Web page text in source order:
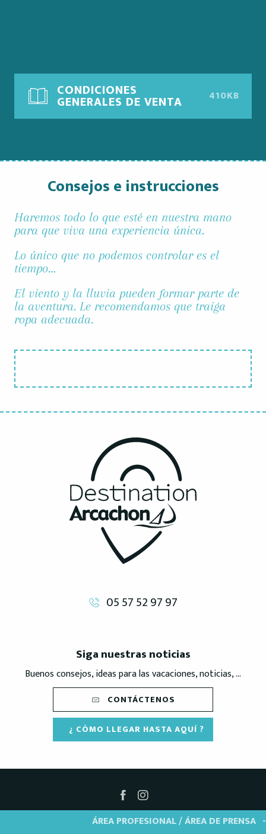
CONDICIONES
GENERALES DE VENTA 410KB
Consejos e instrucciones
Haremos todo lo que esté en nuestra mano
para que viva una experiencia única.
Lo único que no podemos controlar es el
tiempo…
El viento y la lluvia pueden formar parte de
la aventura. Le recomendamos que traiga
ropa adecuada.
05 57 52 97 97
Siga nuestras noticias
Buenos consejos, ideas para las vacaciones, noticias, ...
CONTÁCTENOS
¿ CÓMO LLEGAR HASTA AQUÍ ?
ÁREA PROFESIONAL / ÁREA DE PRENSA